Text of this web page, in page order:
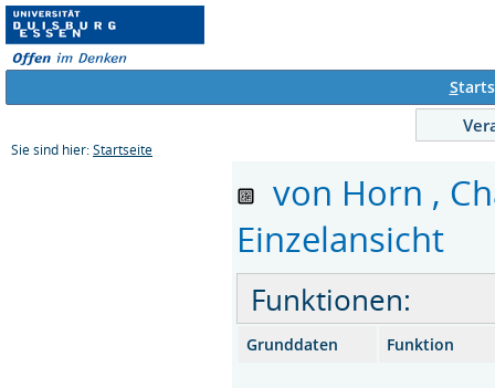
S
Sie sind hier: Startseite
von Horn ,
Einzelansicht
Funktionen:
Grunddaten Funktion